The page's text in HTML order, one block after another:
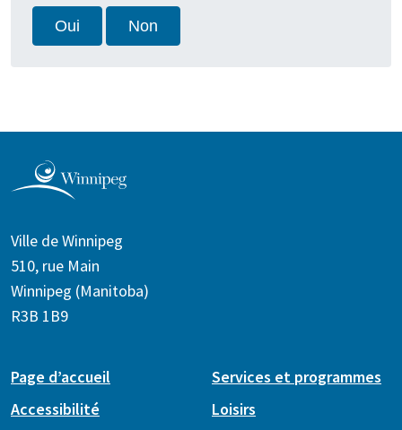
Oui Non
Ville de Winnipeg
510, rue Main
Winnipeg (Manitoba)
R3B 1B9
Page d’accueil
Accessibilité
Services et programmes
Loisirs